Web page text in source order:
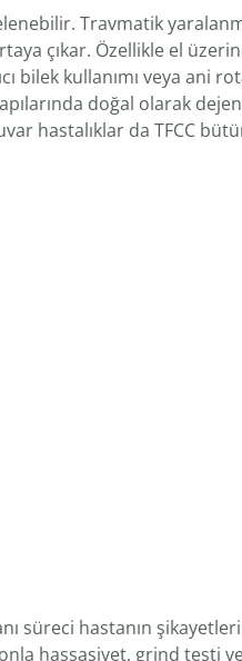
Travmatik
çıkar. Özellikle el
bilek kullanımı veya ani
doğal olarak
hastalıklar da TFCC
süreci hastanın
hassasiyet, grind testi